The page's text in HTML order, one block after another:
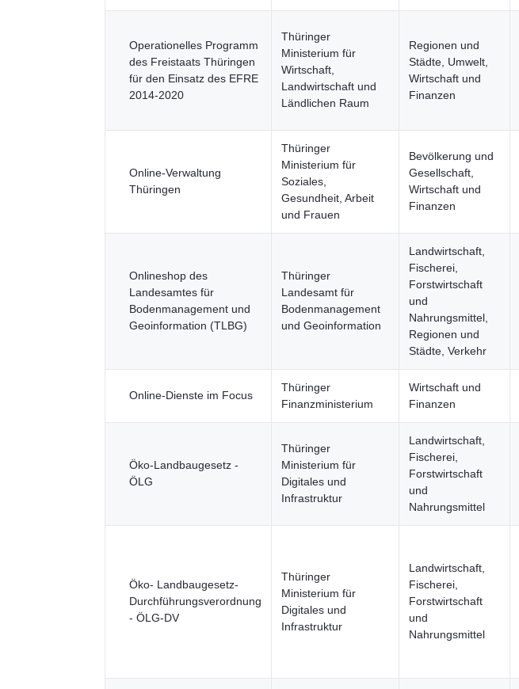
Operationelles Programm
des Freistaats Thüringen
für den Einsatz des EFRE
2014-2020
Thüringer
Ministerium für
Wirtschaft,
Landwirtschaft und
Ländlichen Raum
Regionen und
Städte, Umwelt,
Wirtschaft und
Finanzen
Online-Verwaltung
Thüringen
Thüringer
Ministerium für
Soziales,
Gesundheit, Arbeit
und Frauen
Bevölkerung und
Gesellschaft,
Wirtschaft und
Finanzen
Onlineshop des
Landesamtes für
Bodenmanagement und
Geoinformation (TLBG)
Thüringer
Landesamt für
Bodenmanagement
und Geoinformation
Landwirtschaft,
Fischerei,
Forstwirtschaft
und
Nahrungsmittel,
Regionen und
Städte, Verkehr
Online-Dienste im Focus
Thüringer
Finanzministerium
Wirtschaft und
Finanzen
Öko-Landbaugesetz -
ÖLG
Thüringer
Ministerium für
Digitales und
Infrastruktur
Landwirtschaft,
Fischerei,
Forstwirtschaft
und
Nahrungsmittel
Öko- Landbaugesetz-
Durchführungsverordnung
- ÖLG-DV
Thüringer
Ministerium für
Digitales und
Infrastruktur
Landwirtschaft,
Fischerei,
Forstwirtschaft
und
Nahrungsmittel